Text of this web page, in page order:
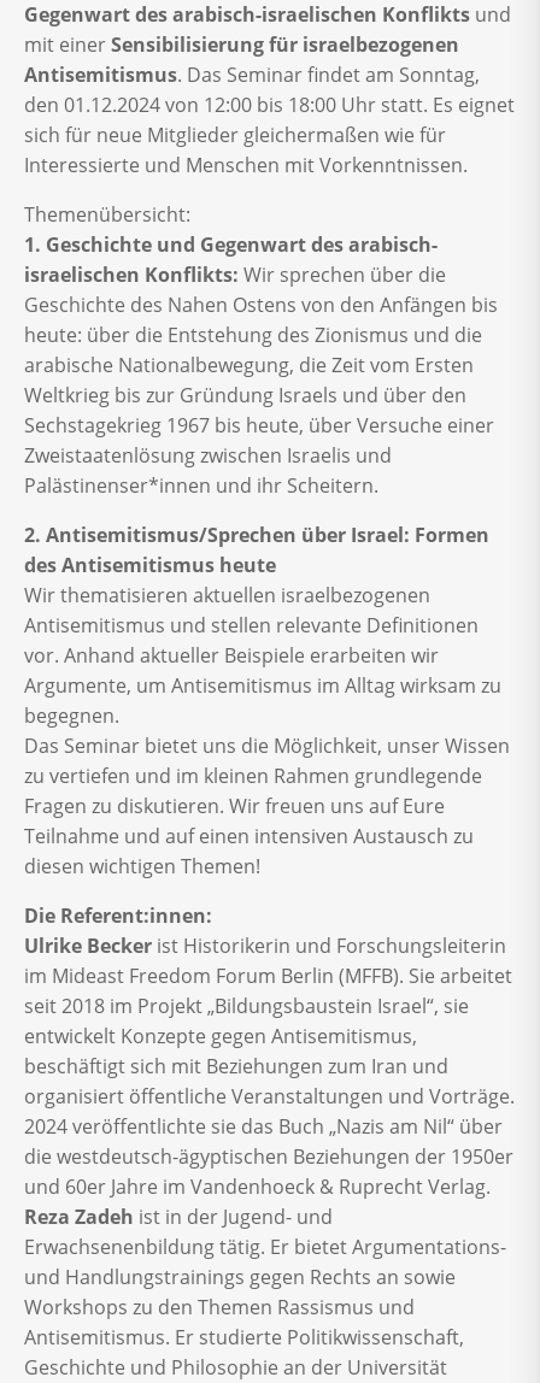
Gegenwart des arabisch-israelischen Konflikts und
mit einerSensibilisierung für israelbezogenen
Antisemitismus. Das Seminar findet am Sonntag,
den 01.12.2024 von 12:00 bis 18:00 Uhr statt. Es eignet
sich für neue Mitglieder gleichermaßen wie für
Interessierte und Menschen mit Vorkenntnissen.
Themenübersicht:
1. Geschichte und Gegenwart des arabisch-
israelischen Konflikts: Wir sprechen über die
Geschichte des Nahen Ostens von den Anfängen bis
heute: über die Entstehung des Zionismus und die
arabische Nationalbewegung, die Zeit vom Ersten
Weltkrieg bis zur Gründung Israels und über den
Sechstagekrieg 1967 bis heute, über Versuche einer
Zweistaatenlösung zwischen Israelis und
Palästinenser*innen und ihr Scheitern.
2. Antisemitismus/Sprechen über Israel: Formen
des Antisemitismus heute
Wir thematisieren aktuellen israelbezogenen
Antisemitismus und stellen relevante Definitionen
vor. Anhand aktueller Beispiele erarbeiten wir
Argumente, um Antisemitismus im Alltag wirksam zu
begegnen.
Das Seminar bietet uns die Möglichkeit, unser Wissen
zu vertiefen und im kleinen Rahmen grundlegende
Fragen zu diskutieren. Wir freuen uns auf Eure
Teilnahme und auf einen intensiven Austausch zu
diesen wichtigen Themen!
Die Referent:innen:
Ulrike Becker ist Historikerin und Forschungsleiterin
im Mideast Freedom Forum Berlin (MFFB). Sie arbeitet
seit 2018 im Projekt „Bildungsbaustein Israel“, sie
entwickelt Konzepte gegen Antisemitismus,
beschäftigt sich mit Beziehungen zum Iran und
organisiert öffentliche Veranstaltungen und Vorträge.
2024 veröffentlichte sie das Buch „Nazis am Nil“ über
die westdeutsch-ägyptischen Beziehungen der 1950er
und 60er Jahre im Vandenhoeck & Ruprecht Verlag.
Reza Zadeh ist in der Jugend- und
Erwachsenenbildung tätig. Er bietet Argumentations-
und Handlungstrainings gegen Rechts an sowie
Workshops zu den Themen Rassismus und
Antisemitismus. Er studierte Politikwissenschaft,
Geschichte und Philosophie an der Universität